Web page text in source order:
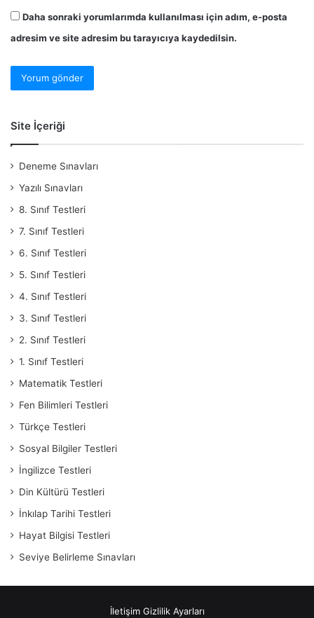
Daha sonraki yorumlarımda kullanılması için adım, e-posta
adresim ve site adresim bu tarayıcıya kaydedilsin.
Site İçeriği
Deneme Sınavları
Yazılı Sınavları
8. Sınıf Testleri
7. Sınıf Testleri
6. Sınıf Testleri
5. Sınıf Testleri
4. Sınıf Testleri
3. Sınıf Testleri
2. Sınıf Testleri
1. Sınıf Testleri
Matematik Testleri
Fen Bilimleri Testleri
Türkçe Testleri
Sosyal Bilgiler Testleri
İngilizce Testleri
Din Kültürü Testleri
İnkılap Tarihi Testleri
Hayat Bilgisi Testleri
Seviye Belirleme Sınavları
İletişim Gizlilik Ayarları